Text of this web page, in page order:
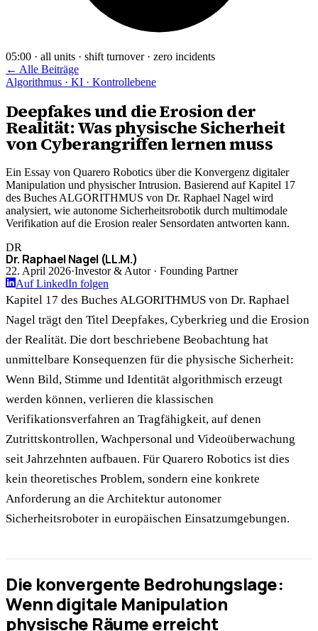
05:00 · all units · shift turnover · zero incidents
← Alle Beiträge
Algorithmus · KI · Kontrollebene
Deepfakes und die Erosion der
Realität: Was physische Sicherheit
von Cyberangriffen lernen muss
Ein Essay von Quarero Robotics über die Konvergenz digitaler
Manipulation und physischer Intrusion. Basierend auf Kapitel 17
des Buches ALGORITHMUS von Dr. Raphael Nagel wird
analysiert, wie autonome Sicherheitsrobotik durch multimodale
Verifikation auf die Erosion realer Sensordaten antworten kann.
DR
Dr. Raphael Nagel (LL.M.)
22. April 2026·Investor & Autor · Founding Partner
Auf LinkedIn folgen
Kapitel 17 des Buches ALGORITHMUS von Dr. Raphael
Nagel trägt den Titel Deepfakes, Cyberkrieg und die Erosion
der Realität. Die dort beschriebene Beobachtung hat
unmittelbare Konsequenzen für die physische Sicherheit:
Wenn Bild, Stimme und Identität algorithmisch erzeugt
werden können, verlieren die klassischen
Verifikationsverfahren an Tragfähigkeit, auf denen
Zutrittskontrollen, Wachpersonal und Videoüberwachung
seit Jahrzehnten aufbauen. Für Quarero Robotics ist dies
kein theoretisches Problem, sondern eine konkrete
Anforderung an die Architektur autonomer
Sicherheitsroboter in europäischen Einsatzumgebungen.
Die konvergente Bedrohungslage:
Wenn digitale Manipulation
physische Räume erreicht